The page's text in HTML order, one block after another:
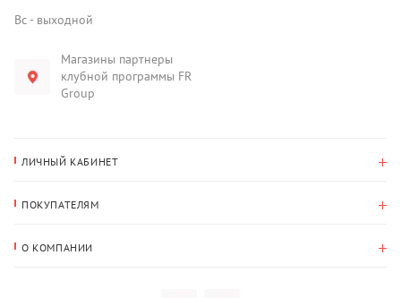
Вс - выходной
Магазины партнеры
клубной программы FR
Group
ЛИЧНЫЙ КАБИНЕТ
Адрес для доставки
ПОКУПАТЕЛЯМ
О КОМПАНИИ